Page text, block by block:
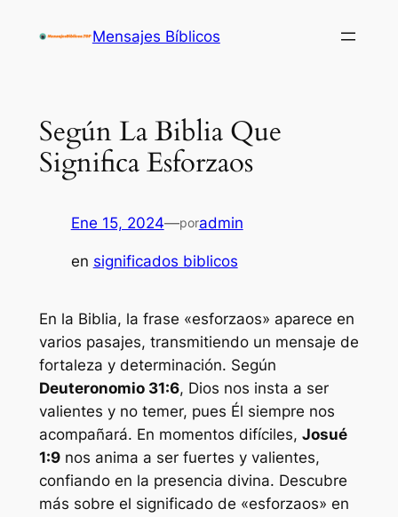
Mensajes Bíblicos
Según La Biblia Que
Significa Esforzaos
Ene 15, 2024—poradmin
en significados biblicos
En la Biblia, la frase «esforzaos» aparece en
varios pasajes, transmitiendo un mensaje de
fortaleza y determinación. Según
Deuteronomio 31:6, Dios nos insta a ser
valientes y no temer, pues Él siempre nos
acompañará. En momentos difíciles, Josué
1:9nos anima a ser fuertes y valientes,
confiando en la presencia divina. Descubre
más sobre el significado de «esforzaos» en